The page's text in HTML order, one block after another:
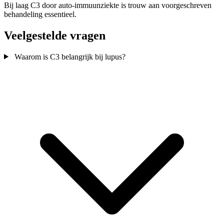
Bij laag C3 door auto-immuunziekte is trouw aan voorgeschreven
behandeling essentieel.
Veelgestelde vragen
Waarom is C3 belangrijk bij lupus?